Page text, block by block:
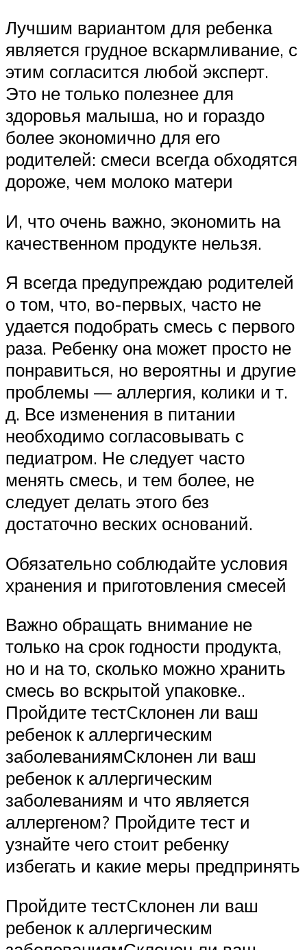
Лучшим вариантом для ребенка
является грудное вскармливание, с
этим согласится любой эксперт.
Это не только полезнее для
здоровья малыша, но и гораздо
более экономично для его
родителей: смеси всегда обходятся
дороже, чем молоко матери
И, что очень важно, экономить на
качественном продукте нельзя.
Я всегда предупреждаю родителей
о том, что, во-первых, часто не
удается подобрать смесь с первого
раза. Ребенку она может просто не
понравиться, но вероятны и другие
проблемы — аллергия, колики и т.
д. Все изменения в питании
необходимо согласовывать с
педиатром. Не следует часто
менять смесь, и тем более, не
следует делать этого без
достаточно веских оснований.
Обязательно соблюдайте условия
хранения и приготовления смесей
Важно обращать внимание не
только на срок годности продукта,
но и на то, сколько можно хранить
смесь во вскрытой упаковке..
Пройдите тестCклонен ли ваш
ребенок к аллергическим
заболеваниямСклонен ли ваш
ребенок к аллергическим
заболеваниям и что является
аллергеном? Пройдите тест и
узнайте чего стоит ребенку
избегать и какие меры предпринять
Пройдите тестCклонен ли ваш
ребенок к аллергическим